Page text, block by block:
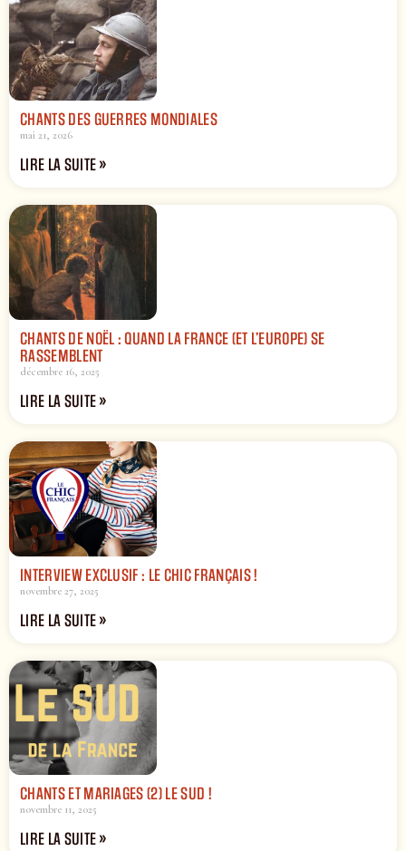
CHANTS DES GUERRES MONDIALES
mai 21, 2026
LIRE LA SUITE »
CHANTS DE NOËL : QUAND LA FRANCE (ET L’EUROPE) SE
RASSEMBLENT
décembre 16, 2025
LIRE LA SUITE »
INTERVIEW EXCLUSIF : LE CHIC FRANÇAIS !
novembre 27, 2025
LIRE LA SUITE »
CHANTS ET MARIAGES (2) LE SUD !
novembre 11, 2025
LIRE LA SUITE »